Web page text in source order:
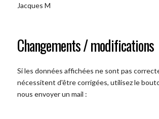
Jacques M
Changements / modifications
Si les données affichées ne sont pas
nécessitent d'être corrigées, utilisez le
nous envoyer un mail :